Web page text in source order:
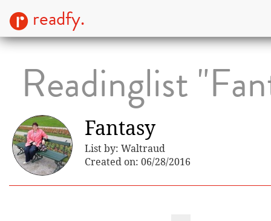
readfy.
Readinglist
Fantasy
List by: Waltraud
Created on: 06/28/2016